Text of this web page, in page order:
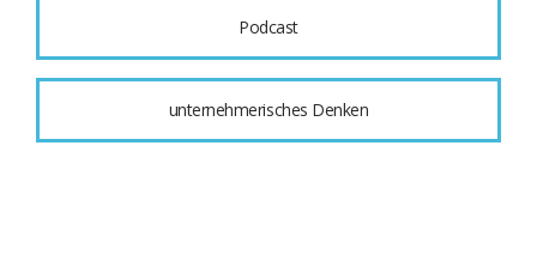
Podcast
unternehmerisches Denken